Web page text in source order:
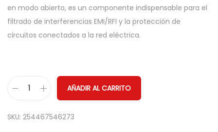
en modo abierto, es un componente indispensable para el
filtrado de interferencias EMI/RFI y la protección de
circuitos conectados a la red eléctrica.
n
AÑADIR AL CARRITO
SKU: 254467546273